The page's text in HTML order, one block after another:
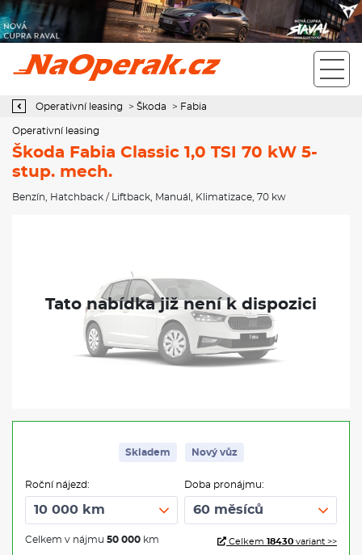
Operativní leasing Škoda Fabia Classic 1,0 TSI 70 kW 5-stup.
Operativní leasing > Škoda > Fabia
Operativní leasing
Škoda Fabia Classic 1,0 TSI 70 kW 5-
stup. mech.
Benzín Hatchback / Liftback Manuál Klimatizace , 70 kw
Skladem Nový vůz
Roční nájezd:
Celkem v nájmu 50 000 km
Doba pronájmu:
Celkem 18430 variant >>